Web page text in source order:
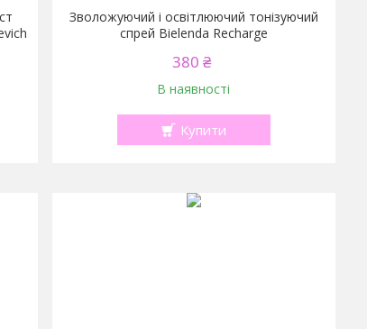
Зволожуючий і освітлюючий тонізуючий
спрей Bielenda Recharge
380 ₴
В наявності
Купити